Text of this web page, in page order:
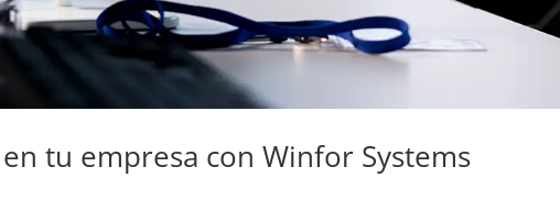
tu empresa con Winfor Systems